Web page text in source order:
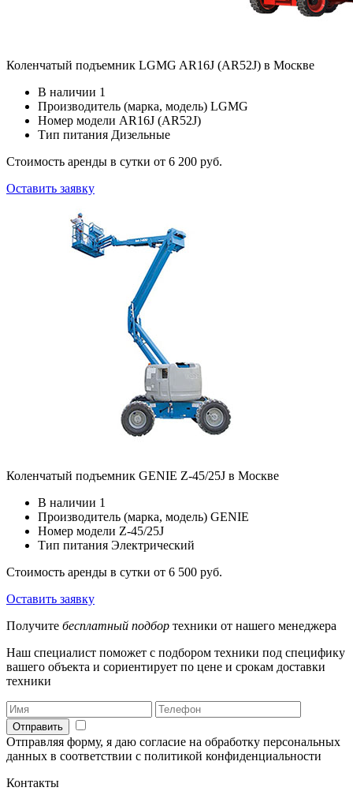
Коленчатый подъемник LGMG AR16J (AR52J) в Москве
В наличии 1
Производитель (марка, модель) LGMG
Номер модели AR16J (AR52J)
Тип питания Дизельные
Стоимость аренды в сутки от 6 200 руб.
Оставить заявку
Коленчатый подъемник GENIE Z-45/25J в Москве
В наличии 1
Производитель (марка, модель) GENIE
Номер модели Z-45/25J
Тип питания Электрический
Стоимость аренды в сутки от 6 500 руб.
Оставить заявку
Получите бесплатный подбор техники от нашего менеджера
Наш специалист поможет с подбором техники под специфику
вашего объекта и сориентирует по цене и срокам доставки
техники
Отправить
Отправляя форму, я даю согласие на обработку персональных
данных в соответствии с политикой конфиденциальности
Контакты